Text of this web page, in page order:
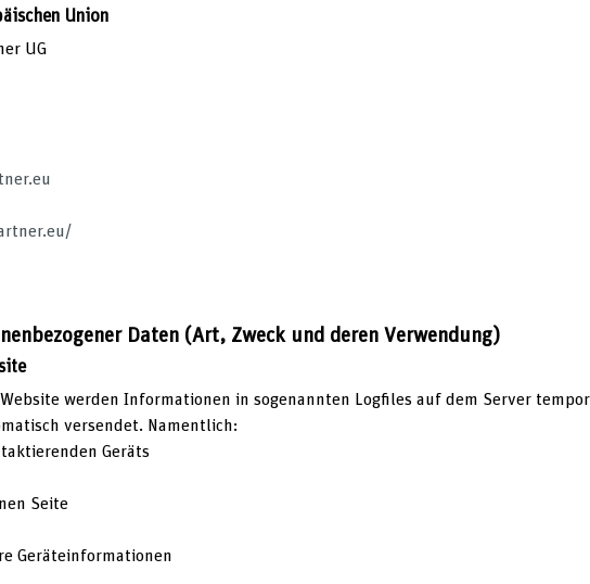
Union
UG
Daten (Art, Zweck und deren Verwendung)
werden Informationen in sogenannten Logfiles auf dem Server
versendet. Namentlich:
Geräts
Seite
Geräteinformationen